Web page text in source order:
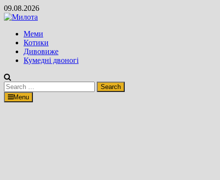
Skip
to
09.08.2026
Меми
Котики
Дивовиже
Кумедні двоногі
Search
for:Menu